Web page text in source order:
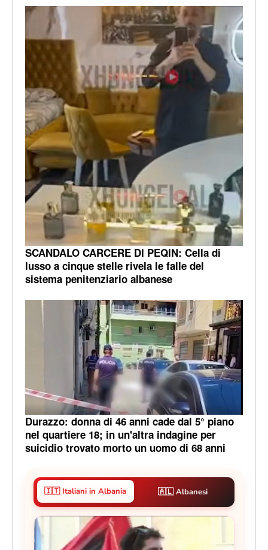
SCANDALO CARCERE DI PEQIN: Cella di
lusso a cinque stelle rivela le falle del
sistema penitenziario albanese
Durazzo: donna di 46 anni cade dal 5° piano
nel quartiere 18; in un'altra indagine per
suicidio trovato morto un uomo di 68 anni
🇮🇹 Italiani in Albania 🇦🇱 Albanesi